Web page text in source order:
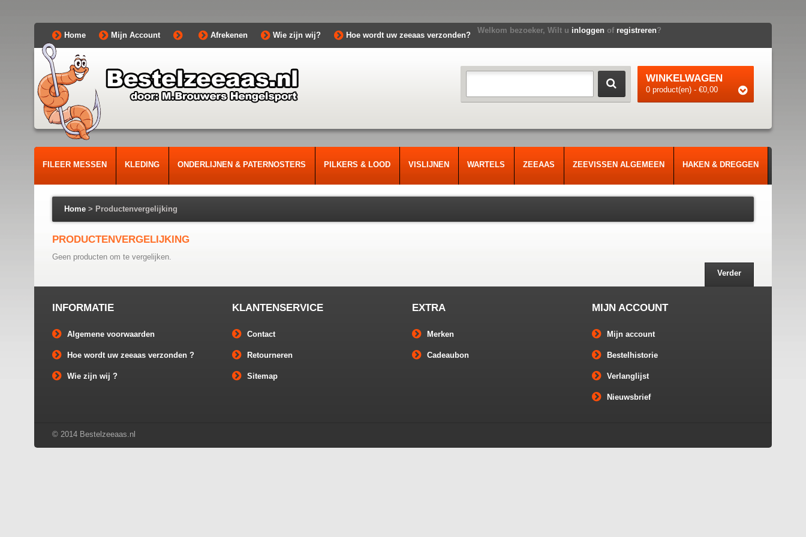
Home Mijn Account Afrekenen Wie zijn wij? Hoe wordt uw zeeaas verzonden?
Welkom bezoeker, Wilt u inloggen of registreren?
WINKELWAGEN
0 product(en) - €0,00
FILEER MESSEN KLEDING ONDERLIJNEN & PATERNOSTERS PILKERS & LOOD VISLIJNEN WARTELS ZEEAAS ZEEVISSEN ALGEMEEN HAKEN & DREGGEN
Home > Productenvergelijking
PRODUCTENVERGELIJKING
Geen producten om te vergelijken.
Verder
INFORMATIE
Algemene voorwaarden
Hoe wordt uw zeeaas verzonden ?
Wie zijn wij ?
KLANTENSERVICE
Contact
Retourneren
Sitemap
EXTRA
Merken
Cadeaubon
MIJN ACCOUNT
Mijn account
Bestelhistorie
Verlanglijst
Nieuwsbrief
© 2014 Bestelzeeaas.nl